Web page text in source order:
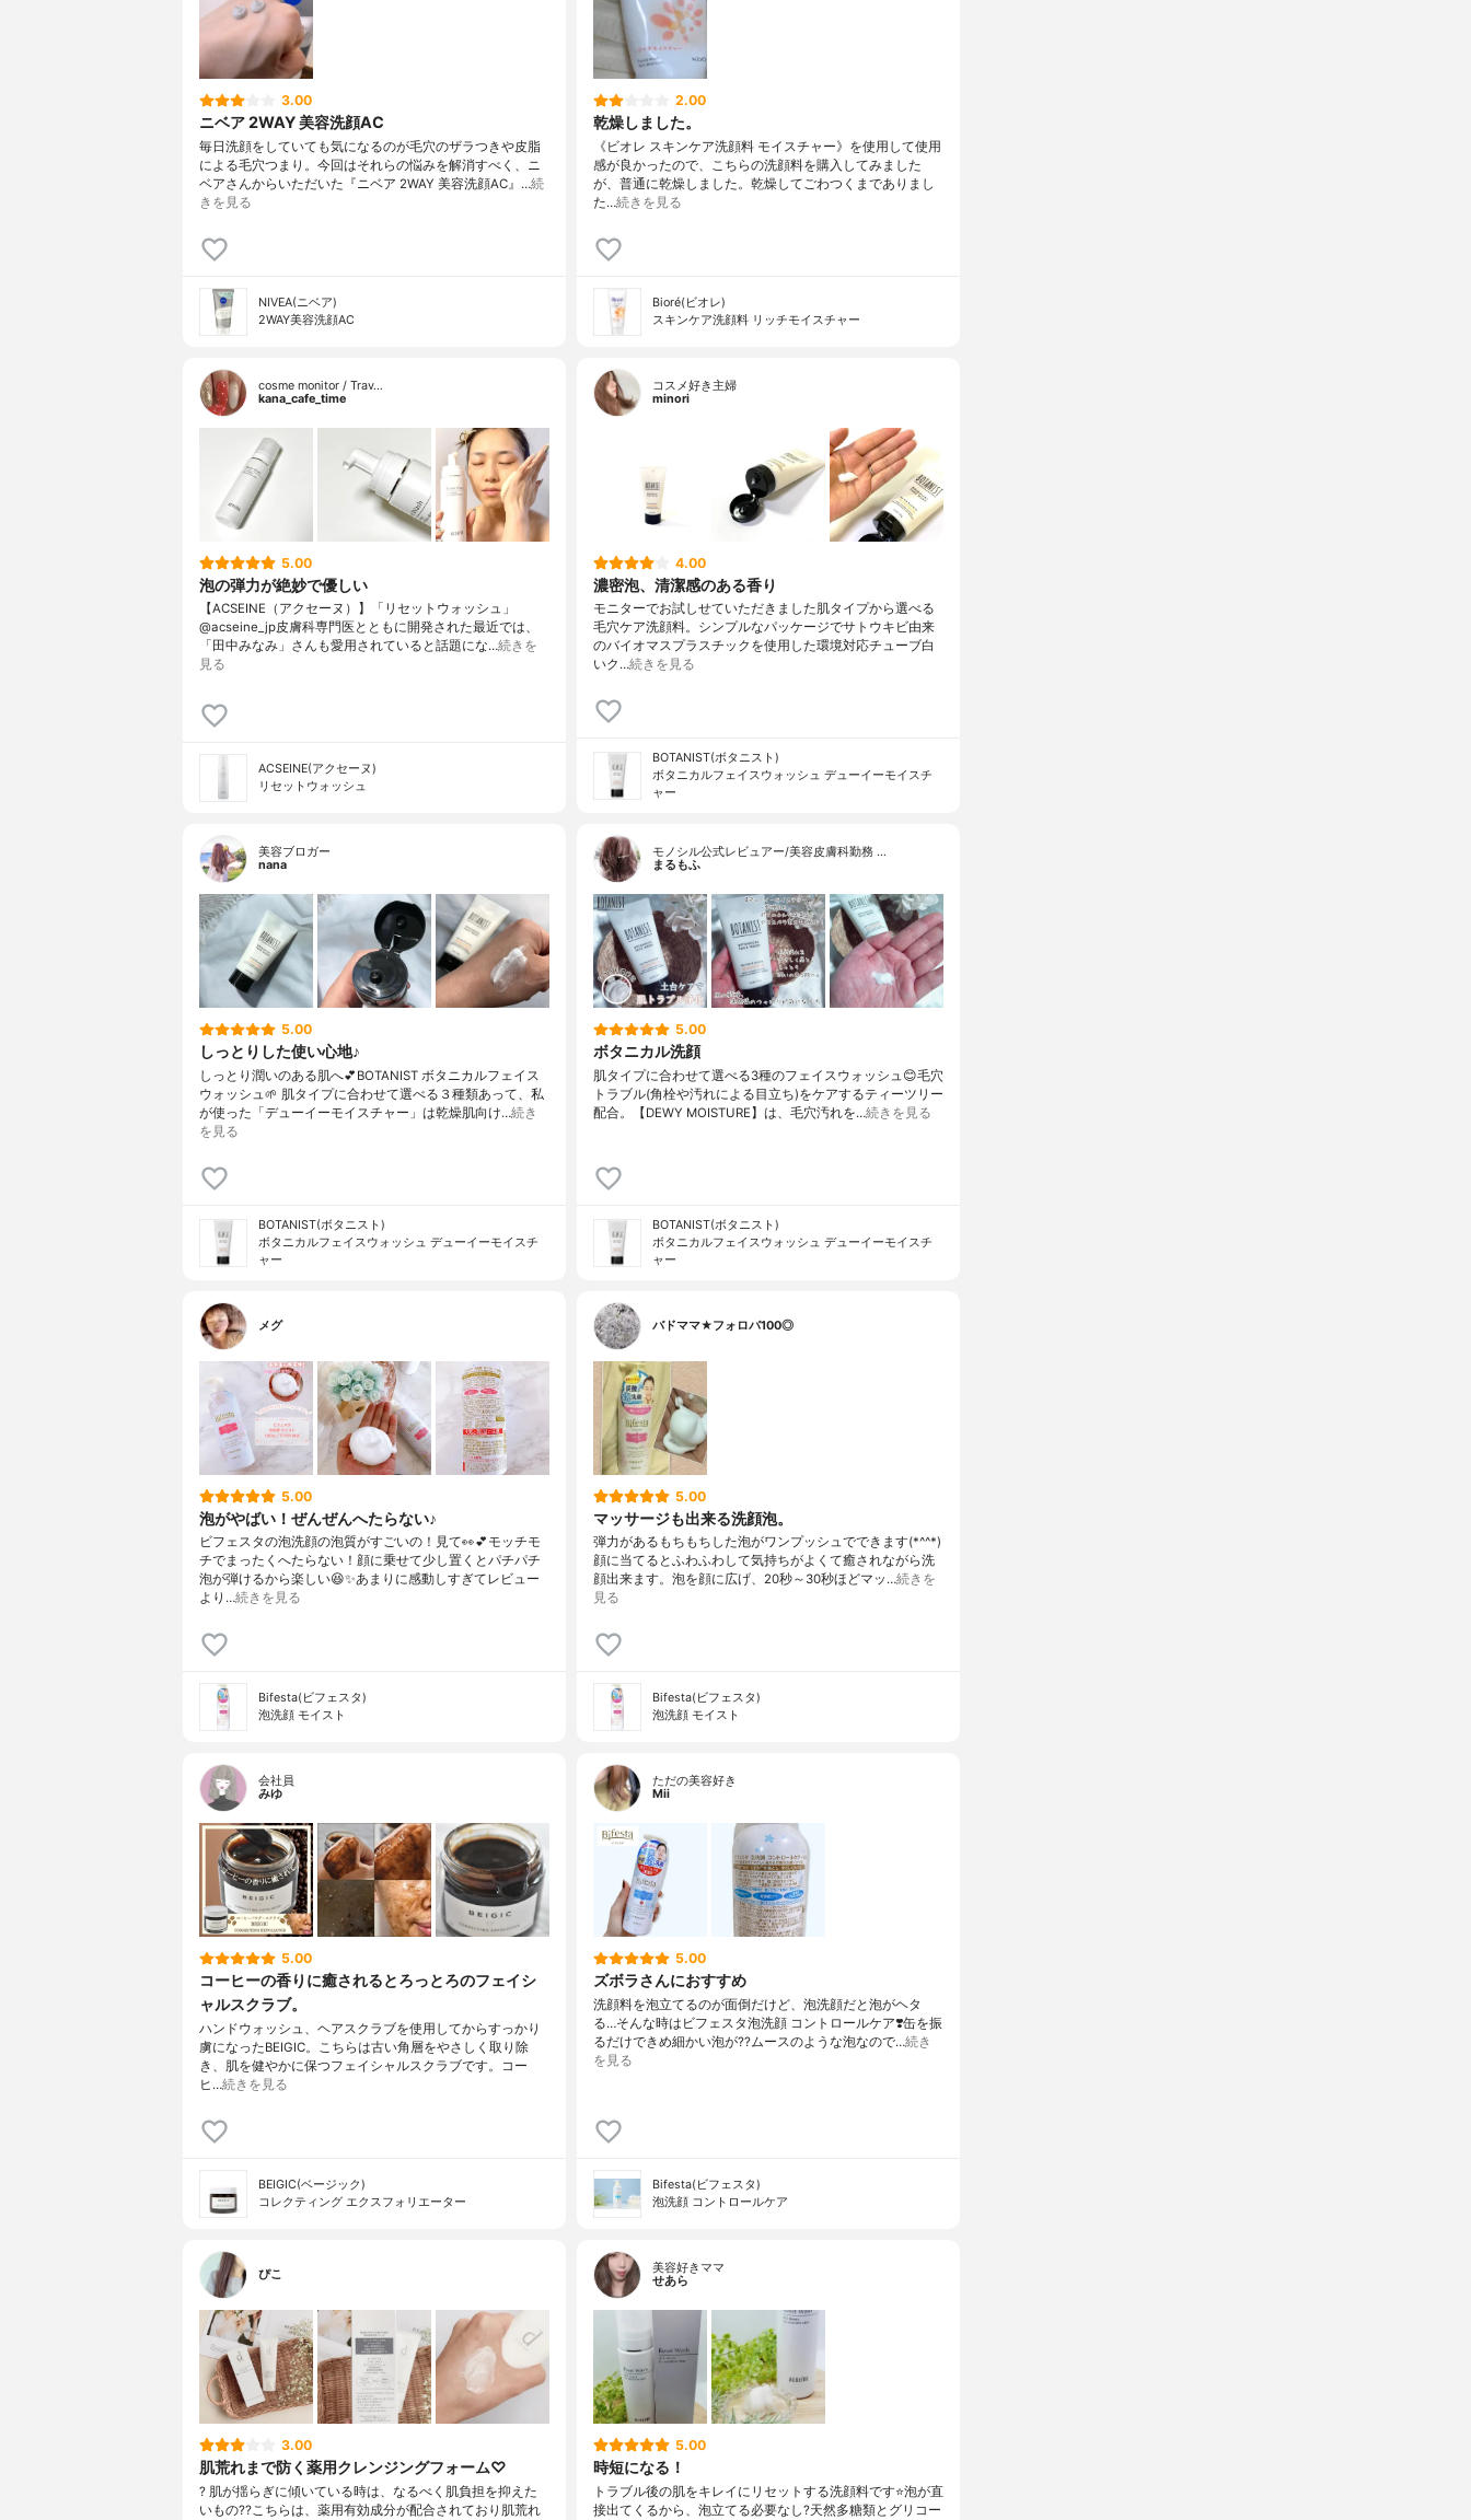
3.00
ニベア 2WAY 美容洗顔AC
毎日洗顔をしていても気になるのが毛穴のザラつきや皮脂
による毛穴つまり。今回はそれらの悩みを解消すべく、ニ
ベアさんからいただいた『ニベア 2WAY 美容洗顔AC』…続
きを見る
NIVEA(ニベア)
2WAY美容洗顔AC
2.00
乾燥しました。
《ビオレ スキンケア洗顔料 モイスチャー》を使用して使用
感が良かったので、こちらの洗顔料を購入してみました
が、普通に乾燥しました。乾燥してごわつくまでありまし
た…続きを見る
Bioré(ビオレ)
スキンケア洗顔料 リッチモイスチャー
cosme monitor / Trav…
kana_cafe_time
5.00
泡の弾力が絶妙で優しい
【ACSEINE（アクセーヌ）】「リセットウォッシュ」
@acseine_jp皮膚科専門医とともに開発された最近では、
「田中みなみ」さんも愛用されていると話題にな…続きを
見る
ACSEINE(アクセーヌ)
リセットウォッシュ
コスメ好き主婦
minori
4.00
濃密泡、清潔感のある香り
モニターでお試しせていただきました肌タイプから選べる
毛穴ケア洗顔料。シンプルなパッケージでサトウキビ由来
のバイオマスプラスチックを使用した環境対応チューブ白
いク…続きを見る
BOTANIST(ボタニスト)
ボタニカルフェイスウォッシュ デューイーモイスチ
ャー
美容ブロガー
nana
5.00
しっとりした使い心地♪
しっとり潤いのある肌へ💕BOTANIST ボタニカルフェイス
ウォッシュ🌱 肌タイプに合わせて選べる３種類あって、私
が使った「デューイーモイスチャー」は乾燥肌向け…続き
を見る
BOTANIST(ボタニスト)
ボタニカルフェイスウォッシュ デューイーモイスチ
ャー
モノシル公式レビュアー/美容皮膚科勤務 …
まるもふ
5.00
ボタニカル洗顔
肌タイプに合わせて選べる3種のフェイスウォッシュ😊毛穴
トラブル(角栓や汚れによる目立ち)をケアするティーツリー
配合。【DEWY MOISTURE】は、毛穴汚れを…続きを見る
BOTANIST(ボタニスト)
ボタニカルフェイスウォッシュ デューイーモイスチ
ャー
メグ
5.00
泡がやばい！ぜんぜんへたらない♪
ビフェスタの泡洗顔の泡質がすごいの！見て👀💕モッチモ
チでまったくへたらない！顔に乗せて少し置くとパチパチ
泡が弾けるから楽しい😆✨あまりに感動しすぎてレビュー
より…続きを見る
Bifesta(ビフェスタ)
泡洗顔 モイスト
バドママ★フォロバ100◎
5.00
マッサージも出来る洗顔泡。
弾力があるもちもちした泡がワンプッシュでできます(*^^*)
顔に当てるとふわふわして気持ちがよくて癒されながら洗
顔出来ます。泡を顔に広げ、20秒～30秒ほどマッ…続きを
見る
Bifesta(ビフェスタ)
泡洗顔 モイスト
会社員
みゆ
5.00
コーヒーの香りに癒されるとろっとろのフェイシ
ャルスクラブ。
ハンドウォッシュ、ヘアスクラブを使用してからすっかり
虜になったBEIGIC。こちらは古い角層をやさしく取り除
き、肌を健やかに保つフェイシャルスクラブです。コー
ヒ…続きを見る
BEIGIC(ベージック)
コレクティング エクスフォリエーター
ただの美容好き
Mii
5.00
ズボラさんにおすすめ
洗顔料を泡立てるのが面倒だけど、泡洗顔だと泡がヘタ
る…そんな時はビフェスタ泡洗顔 コントロールケア❣️缶を振
るだけできめ細かい泡が?‍?️ムースのような泡なので…続き
を見る
Bifesta(ビフェスタ)
泡洗顔 コントロールケア
ぴこ
3.00
肌荒れまで防く薬用クレンジングフォーム♡
? 肌が揺らぎに傾いている時は、なるべく肌負担を抑えた
いもの?? こちらは、薬用有効成分が配合されており肌荒れ
美容好きママ
せあら
5.00
時短になる！
トラブル後の肌をキレイにリセットする洗顔料です⭐泡が直
接出てくるから、泡立てる必要なし?天然多糖類とグリコー